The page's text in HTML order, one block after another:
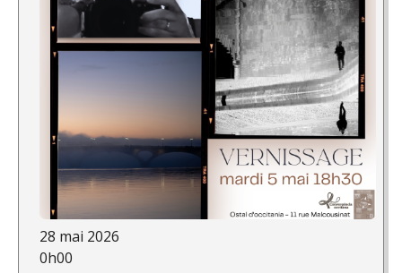
28 mai 2026
0h00